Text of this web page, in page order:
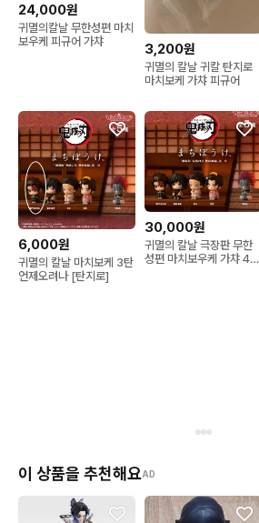
24,000원
귀멸의칼날 무한성편 마치
보우케 피규어 가챠
3,200원
귀멸의 칼날 귀칼 탄지로
마치보케 가챠 피규어
6,000원
귀멸의 칼날 마치보케 3탄
언제오려나 [탄지로]
30,000원
귀멸의 칼날 극장판 무한
성편 마치보우케 가챠 4종
이 상품을 추천해요AD